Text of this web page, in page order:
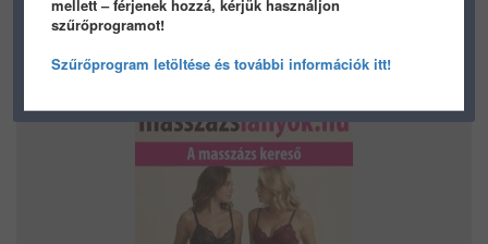
HIRDETES
mellett – férjenek hozzá, kérjük használjon
szűrőprogramot!
Szűrőprogram letöltése és további információk itt!